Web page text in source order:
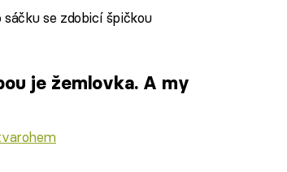
se zdobicí špičkou
je žemlovka. A my